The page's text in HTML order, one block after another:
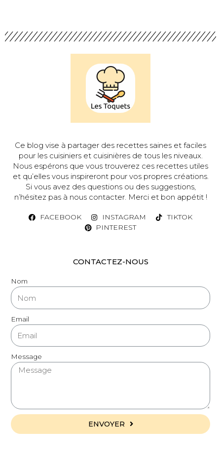
Ce blog vise à partager des recettes saines et faciles
pour les cuisiniers et cuisinières de tous les niveaux.
Nous espérons que vous trouverez ces recettes utiles
et qu’elles vous inspireront pour vos propres créations.
Si vous avez des questions ou des suggestions,
n’hésitez pas à nous contacter. Merci et bon appétit !
FACEBOOK INSTAGRAM
TIKTOK
PINTEREST
CONTACTEZ-NOUS
Nom
Email
Message
ENVOYER